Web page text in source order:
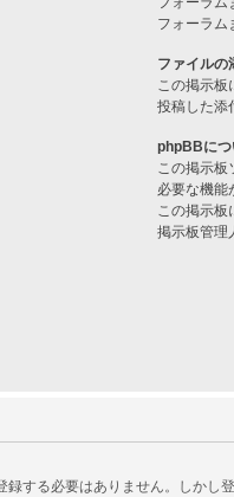
フォーラム
ファイルの
この掲示
投稿した添
phpBBにつ
この掲示板
必要な機能
この掲示
掲示板管理
する必要はありません。しか